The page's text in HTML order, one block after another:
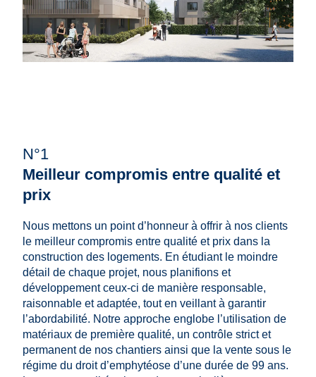
N°1
Meilleur compromis entre qualité et
prix
Nous mettons un point d’honneur à offrir à nos clients
le meilleur compromis entre qualité et prix dans la
construction des logements. En étudiant le moindre
détail de chaque projet, nous planifions et
développement ceux-ci de manière responsable,
raisonnable et adaptée, tout en veillant à garantir
l’abordabilité. Notre approche englobe l’utilisation de
matériaux de première qualité, un contrôle strict et
permanent de nos chantiers ainsi que la vente sous le
régime du droit d’emphytéose d’une durée de 99 ans.